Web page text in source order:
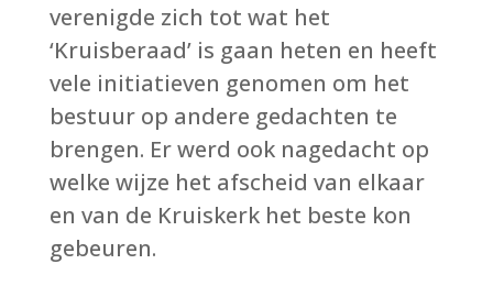
verenigde zich tot wat het
‘Kruisberaad’ is gaan heten en heeft
vele initiatieven genomen om het
bestuur op andere gedachten te
brengen. Er werd ook nagedacht op
welke wijze het afscheid van elkaar
en van de Kruiskerk het beste kon
gebeuren.